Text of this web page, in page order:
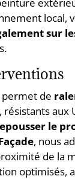
local,
sur
de
aux
le
, nous
de la
optimisés,